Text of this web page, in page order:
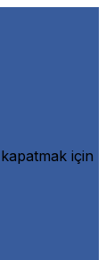
kapatmak için